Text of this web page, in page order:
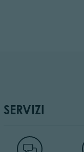
SERVIZI